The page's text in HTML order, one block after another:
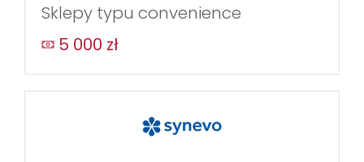
Sklepy typu convenience
5 000 zł